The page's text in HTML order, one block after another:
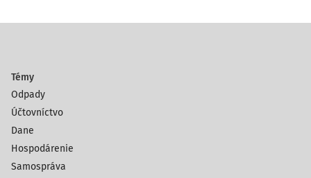
Témy
Odpady
Účtovníctvo
Dane
Hospodárenie
Samospráva